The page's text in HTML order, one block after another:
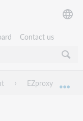
Contact us
EZproxy